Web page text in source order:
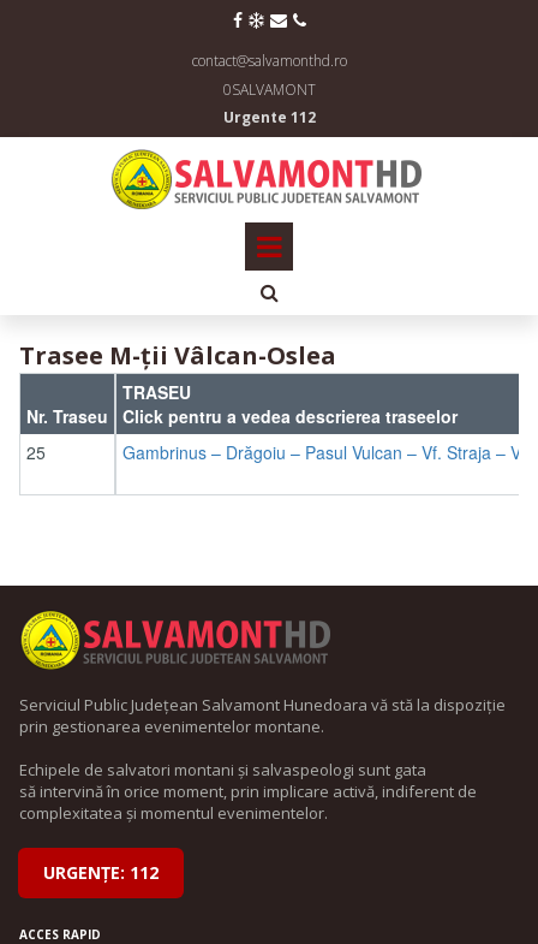
   
contact@salvamonthd.ro
0SALVAMONT
Urgente 112

Trasee M-ții Vâlcan-Oslea
Nr. Traseu
TRASEU
Click pentru a vedea descrierea traseelor
25
Gambrinus – Drăgoiu – Pasul Vulcan – Vf. Straja –
Serviciul Public Județean Salvamont Hunedoara vă stă la dispoziție
prin gestionarea evenimentelor montane.
Echipele de salvatori montani și salvaspeologi sunt gata
să intervină în orice moment, prin implicare activă, indiferent de
complexitatea și momentul evenimentelor.
URGENȚE: 112
ACCES RAPID